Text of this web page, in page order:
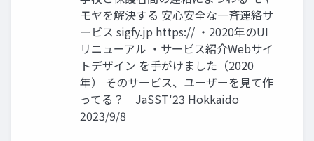
モヤを解決する 安心安全な一斉連絡サ
ービス sigfy.jp https:// ・2020年のUI
リニューアル ・サービス紹介Webサイ
トデザイン を手がけました（2020
年） そのサービス、ユーザーを見て作
ってる？｜JaSST'23 Hokkaido
2023/9/8